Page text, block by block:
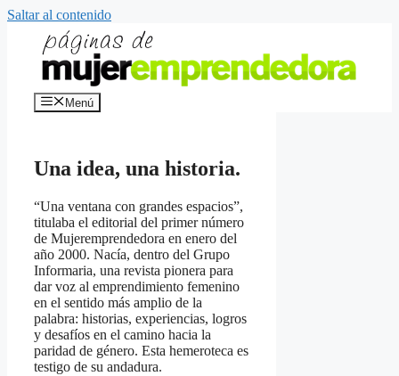
Saltar al contenido
Menú
Una idea, una historia.
“Una ventana con grandes espacios”,
titulaba el editorial del primer número
de Mujeremprendedora en enero del
año 2000. Nacía, dentro del Grupo
Informaria, una revista pionera para
dar voz al emprendimiento femenino
en el sentido más amplio de la
palabra: historias, experiencias, logros
y desafíos en el camino hacia la
paridad de género. Esta hemeroteca es
testigo de su andadura.